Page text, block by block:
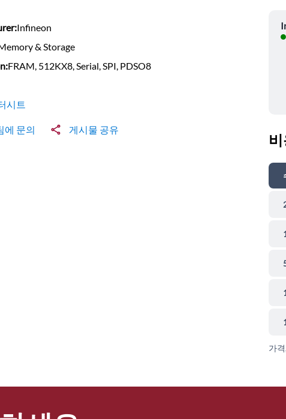
Infineon
& Storage
FRAM, 512KX8, Serial, SPI, PDSO8
시트
에 문의 게시물 공유
가